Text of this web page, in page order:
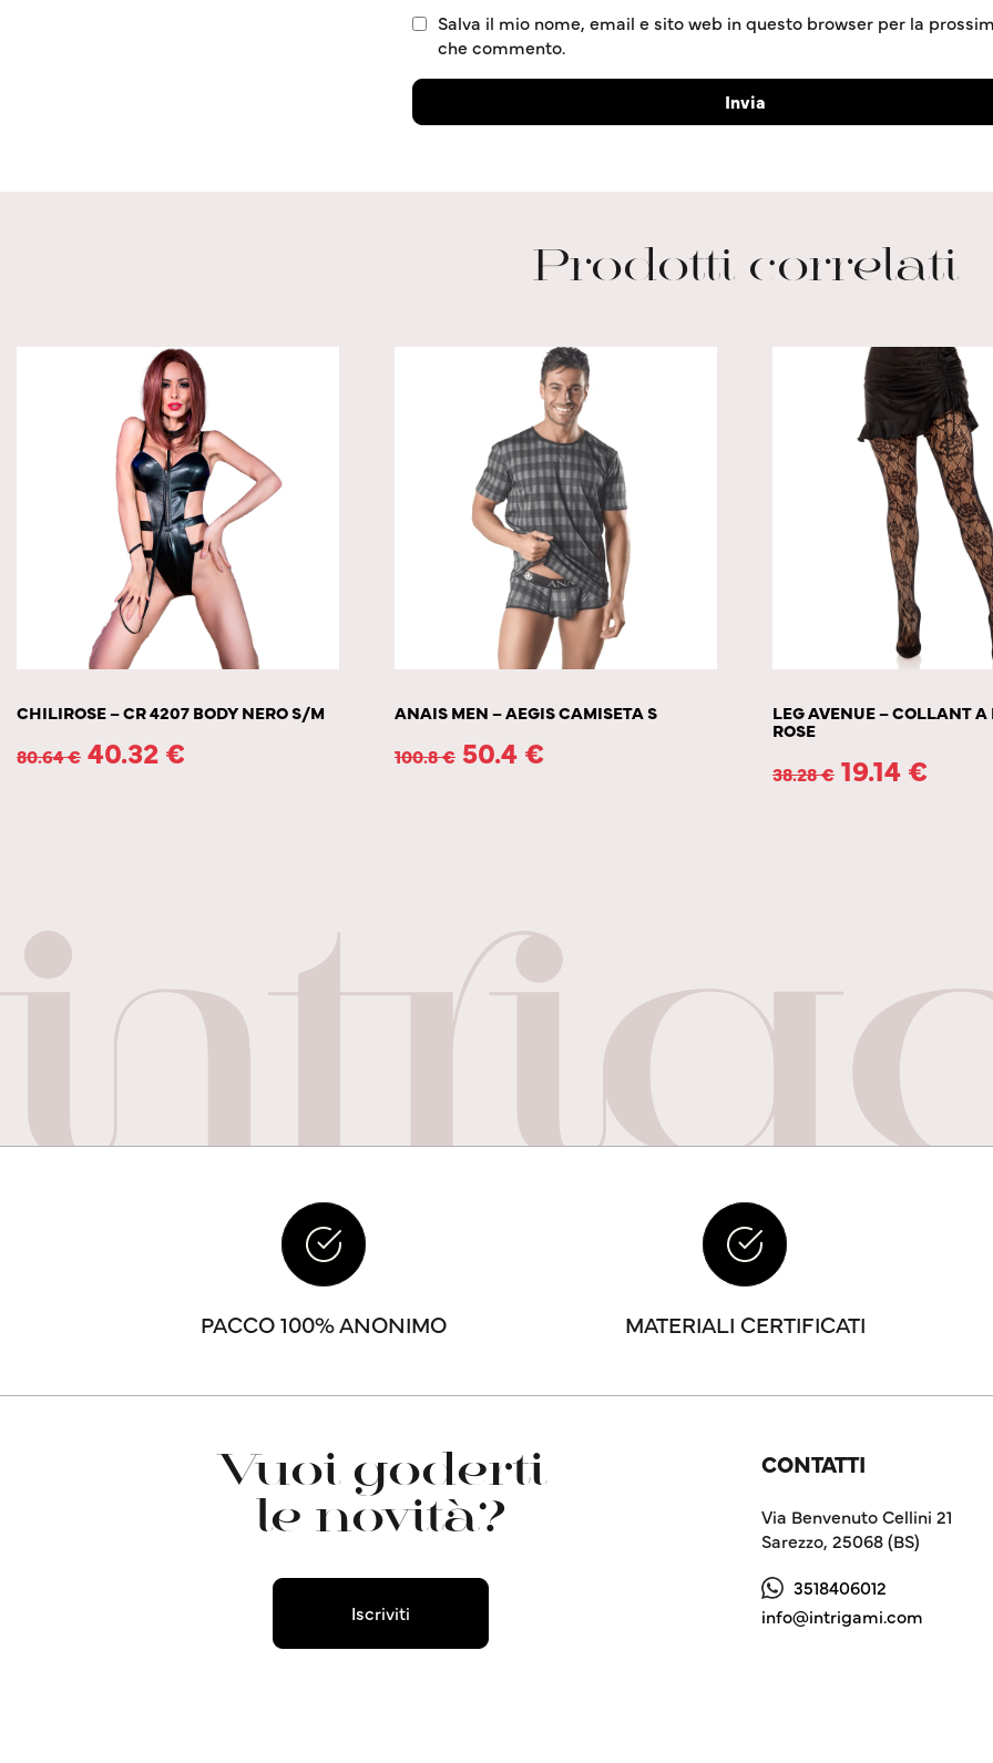
Salva il mio nome, email e sito web in questo browser per la
che commento.
Prodotti correlati
CHILIROSE – CR 4207 BODY NERO S/M
80.64€ 40.32 €
ANAIS MEN – AEGIS CAMISETA S
100.8€ 50.4 €
LEG AVENUE – COLLANT A
ROSE
38.28€ 19.14 €
PACCO 100% ANONIMO MATERIALI CERTIFICATI
Vuoi goderti
le novità?
Iscriviti
CONTATTI
Via Benvenuto Cellini 21
Sarezzo, 25068 (BS)
3518406012
info@intrigami.com